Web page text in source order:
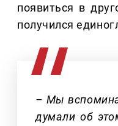
появиться в
получился
– Мы
думали об